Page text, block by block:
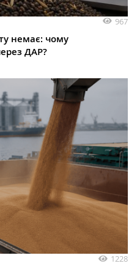
967
немає: чому
ДАР?
1228